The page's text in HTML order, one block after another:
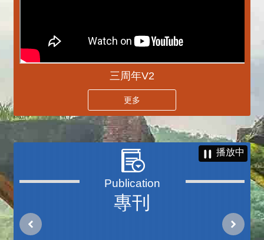
三周年V2
更多
專刊
播放中